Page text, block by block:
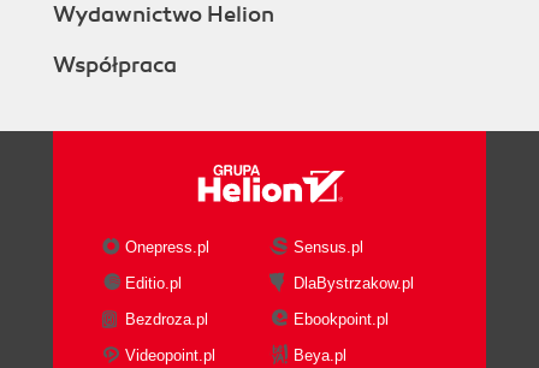
Wydawnictwo Helion
Współpraca
Onepress.pl
Sensus.pl
Editio.pl
DlaBystrzakow.pl
Bezdroza.pl
Ebookpoint.pl
Videopoint.pl
Beya.pl